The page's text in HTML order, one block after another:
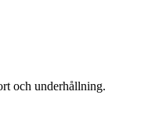
och underhållning.